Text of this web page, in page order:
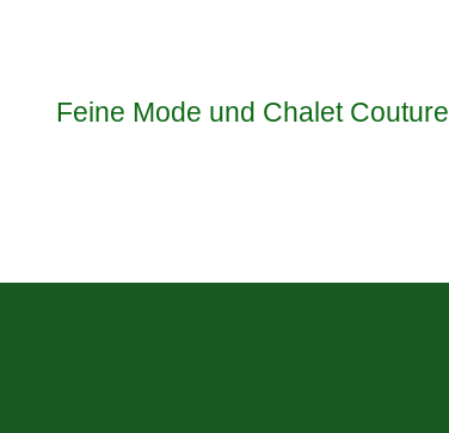
Feine Mode und Chalet Couture